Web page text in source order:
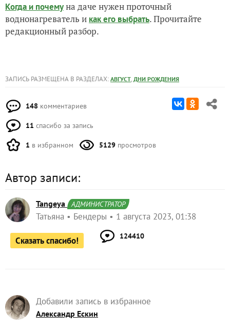
Когда и почемуна даче нужен проточный
воднонагреватель и как его выбрать. Прочитайте
редакционный разбор.
ЗАПИСЬ РАЗМЕЩЕНА В РАЗДЕЛАХ: АВГУСТ, ДНИ РОЖДЕНИЯ
148 комментариев
11 спасибо за запись
1 в избранном 5129 просмотров
Автор записи:
Tangeya АДМИНИСТРАТОР
Татьяна Бендеры 1 августа 2023, 01:38
Сказать спасибо! 124410
Добавили запись в избранное
Александр Ескин